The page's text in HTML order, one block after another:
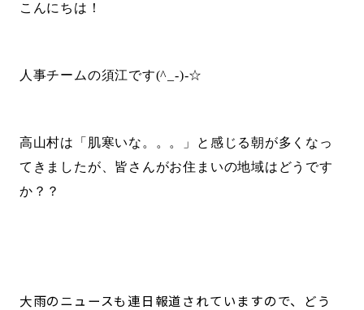
こんにちは！
人事チームの須江です(^_-)-☆
高山村は「肌寒いな。。。」と感じる朝が多くなっ
てきましたが、皆さんがお住まいの地域はどうです
か？？
大雨のニュースも連日報道されていますので、どう